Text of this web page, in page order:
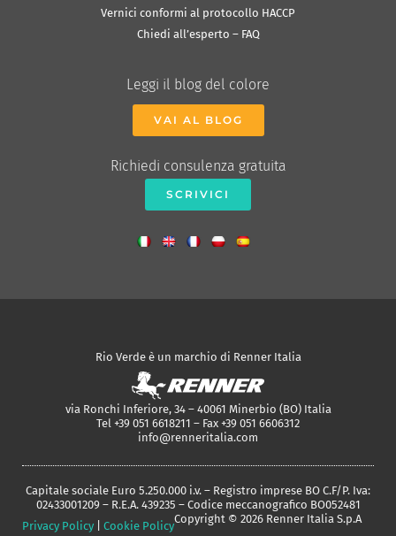
Vernici conformi al protocollo HACCP
Chiedi all’esperto – FAQ
Leggi il blog del colore
VAI AL BLOG
Richiedi consulenza gratuita
SCRIVICI
Rio Verde è un marchio di Renner Italia
via Ronchi Inferiore, 34 – 40061 Minerbio (BO) Italia
Tel +39 051 6618211 – Fax +39 051 6606312
info@renneritalia.com
Capitale sociale Euro 5.250.000 i.v. – Registro imprese BO C.F/P. Iva:
02433001209 – R.E.A. 439235 – Codice meccanografico BO052481
Privacy Policy
Cookie Policy
Copyright © 2026 Renner Italia S.p.A